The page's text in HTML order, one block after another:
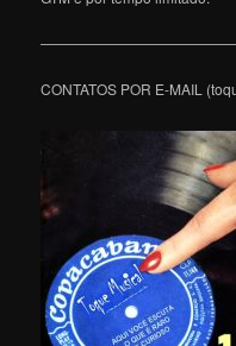
CONTATOS POR E-MAIL